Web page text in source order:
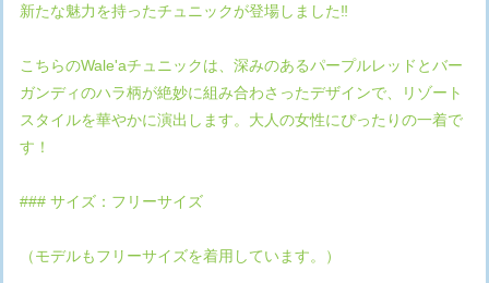
新たな魅力を持ったチュニックが登場しました‼
こちらのWale'aチュニックは、深みのあるパープルレッドとバー
ガンディのハラ柄が絶妙に組み合わさったデザインで、リゾート
スタイルを華やかに演出します。大人の女性にぴったりの一着で
す！
### サイズ：フリーサイズ
（モデルもフリーサイズを着用しています。）